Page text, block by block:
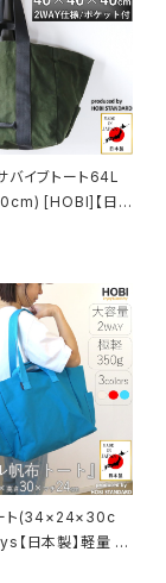
バイブトート64L
[HOBI]【日
ム帆布(シャットル
持込 トートバッグ
ース サスティナブ
ャリー ツールボッ
収納 ソロ キャン
レジャー コンパク
bag かばん カジ
バス A3 オシャレ
IN JAPAN]
ト(34×24×30c
日本製】軽量 大
ッグ キャンプ女子